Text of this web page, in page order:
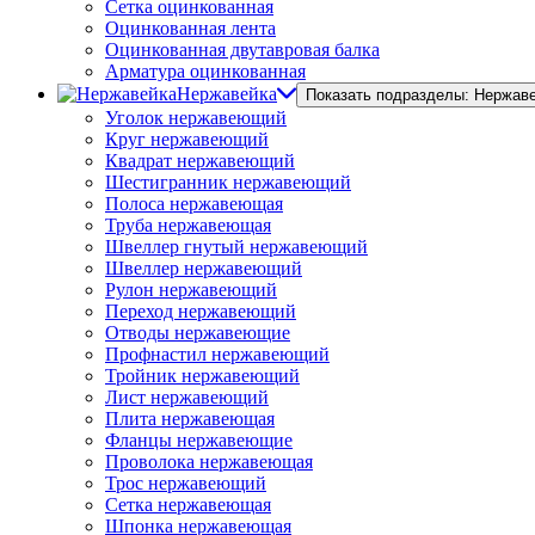
Сетка оцинкованная
Оцинкованная лента
Оцинкованная двутавровая балка
Арматура оцинкованная
Нержавейка
Показать подразделы:
Уголок нержавеющий
Круг нержавеющий
Квадрат нержавеющий
Шестигранник нержавеющий
Полоса нержавеющая
Труба нержавеющая
Швеллер гнутый нержавеющий
Швеллер нержавеющий
Рулон нержавеющий
Переход нержавеющий
Отводы нержавеющие
Профнастил нержавеющий
Тройник нержавеющий
Лист нержавеющий
Плита нержавеющая
Фланцы нержавеющие
Проволока нержавеющая
Трос нержавеющий
Сетка нержавеющая
Шпонка нержавеющая